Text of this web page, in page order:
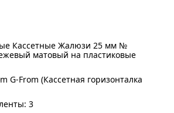
Кассетные Жалюзи 25 мм №
матовый на пластиковые
G-From (Кассетная горизонталка
3